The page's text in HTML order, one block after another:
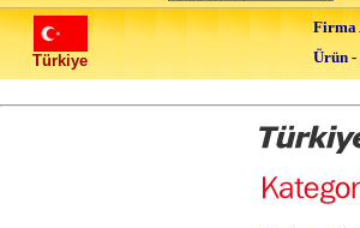
Türkiye
Firma
Ürün -